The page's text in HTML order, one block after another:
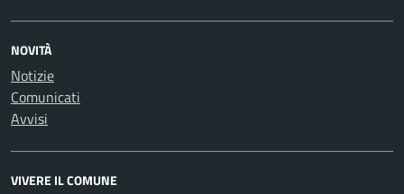
NOVITÀ
Notizie
Comunicati
Avvisi
VIVERE IL COMUNE